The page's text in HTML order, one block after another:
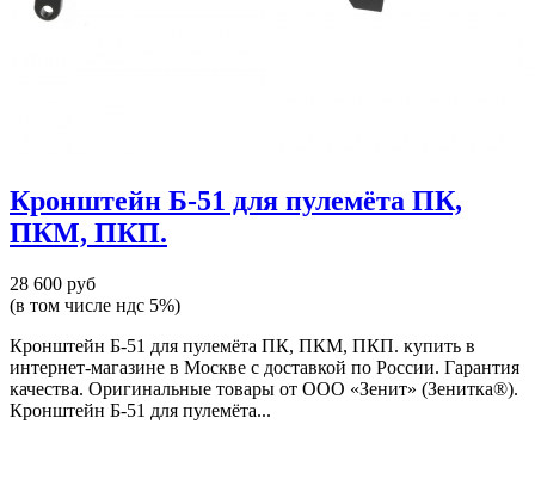
Кронштейн Б-51 для пулемёта ПК,
ПКМ, ПКП.
28 600 руб
(в том числе ндс 5%)
Кронштейн Б-51 для пулемёта ПК, ПКМ, ПКП. купить в
интернет-магазине в Москве с доставкой по России. Гарантия
качества. Оригинальные товары от ООО «Зенит» (Зенитка®).
Кронштейн Б-51 для пулемёта...